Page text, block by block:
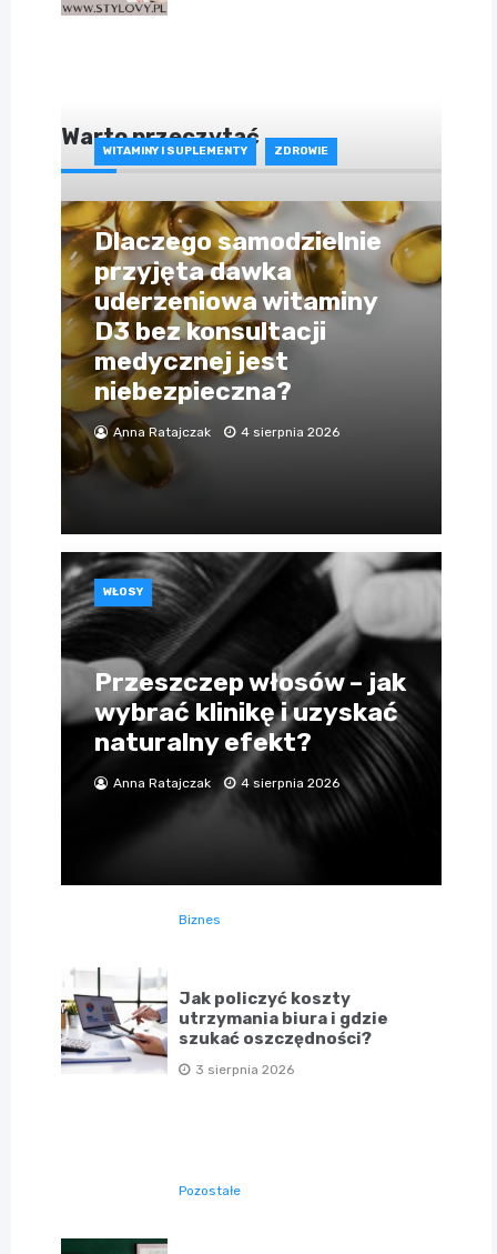
Warto przeczytać
WITAMINY I SUPLEMENTY ZDROWIE
Dlaczego samodzielnie
przyjęta dawka
uderzeniowa witaminy
D3 bez konsultacji
medycznej jest
niebezpieczna?
Anna Ratajczak 4 sierpnia 2026
WŁOSY
Przeszczep włosów – jak
wybrać klinikę i uzyskać
naturalny efekt?
Anna Ratajczak 4 sierpnia 2026
Biznes
Jak policzyć koszty
utrzymania biura i gdzie
szukać oszczędności?
3 sierpnia 2026
Pozostałe